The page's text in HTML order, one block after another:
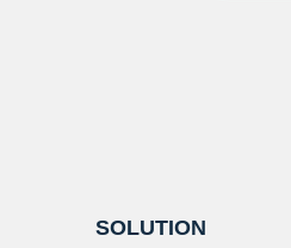
SOLUTION